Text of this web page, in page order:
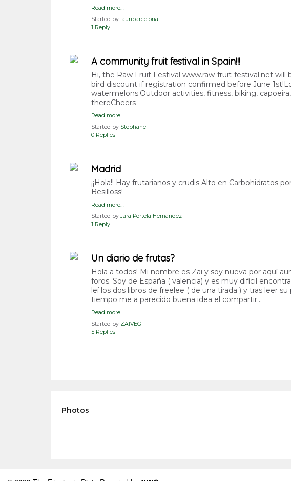
Read more…
Started by lauribarcelona
1 Reply
A community fruit festival in Spain!!!
Hi, the Raw Fruit Festival www.raw-fruit-festival.net
bird discount if registration confirmed before June
watermelons.Outdoor activities, fitness, biking,
thereCheers
Read more…
Started by Stephane
0 Replies
Madrid
¡¡Hola!! Hay frutarianos y crudis Alto en Carbohidratos
Besilloss!
Read more…
Started by Jara Portela Hernández
1 Reply
Un diario de frutas?
Hola a todos! Mi nombre es Zai y soy nueva por aquí
foros. Soy de España ( valencia) y es muy difícil
leí los dos libros de freelee ( de una tirada ) y tras leer
tiempo me a parecido buena idea el compartir…
Read more…
Started by ZAIVEG
5 Replies
Photos